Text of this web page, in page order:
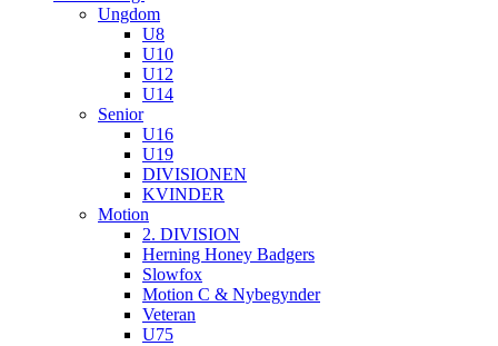
Ungdom
U8
U10
U12
U14
Senior
U16
U19
DIVISIONEN
KVINDER
Motion
2. DIVISION
Herning Honey Badgers
Slowfox
Motion C & Nybegynder
Veteran
U75